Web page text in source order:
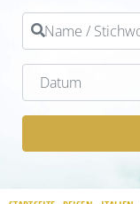
Name / Stichwort
Datum